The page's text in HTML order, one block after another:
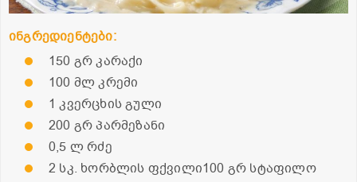
ინგრედიენტები:
150 გრ კარაქი
100 მლ კრემი
1 კვერცხის გული
200 გრ პარმეზანი
0,5 ლ რძე
2 სკ. ხორბლის ფქვილი100 გრ სტაფილო